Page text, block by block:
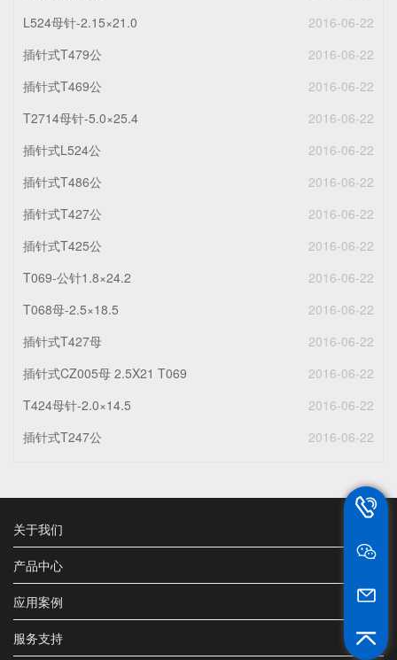
L524母针-2.15×21.0
2016-06-22
插针式T479公
2016-06-22
插针式T469公
2016-06-22
T2714母针-5.0×25.4
2016-06-22
插针式L524公
2016-06-22
插针式T486公
2016-06-22
插针式T427公
2016-06-22
插针式T425公
2016-06-22
T069-公针1.8×24.2
2016-06-22
T068母-2.5×18.5
2016-06-22
插针式T427母
2016-06-22
插针式CZ005母 2.5X21 T069
2016-06-22
T424母针-2.0×14.5
2016-06-22
插针式T247公
2016-06-22
关于我们
产品中心
应用案例
服务支持